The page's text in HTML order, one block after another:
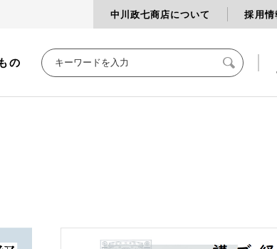
中川政七商店について 採用情
の